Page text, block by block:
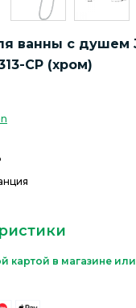
ванны c душем
CP (хром)
картой в магазине